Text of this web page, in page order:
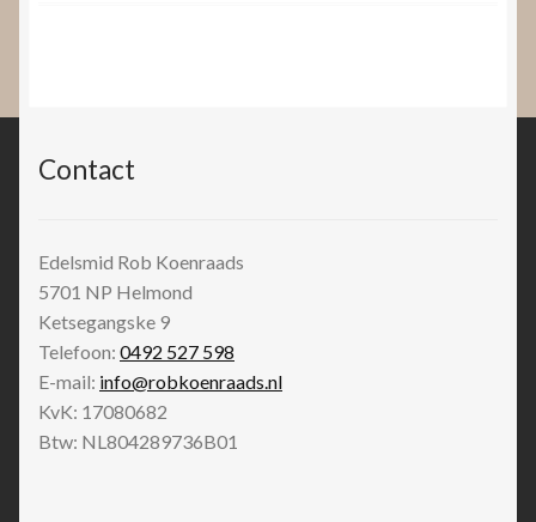
Contact
Edelsmid Rob Koenraads
5701 NP Helmond
Ketsegangske 9
Telefoon: 0492 527 598
E-mail: info@robkoenraads.nl
KvK: 17080682
Btw: NL804289736B01